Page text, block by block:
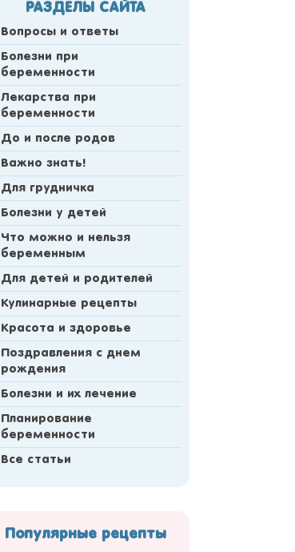
РАЗДЕЛЫ САЙТА
Вопросы и ответы
Болезни при
беременности
Лекарства при
беременности
До и после родов
Важно знать!
Для грудничка
Болезни у детей
Что можно и нельзя
беременным
Для детей и родителей
Кулинарные рецепты
Красота и здоровье
Поздравления с днем
рождения
Болезни и их лечение
Планирование
беременности
Все статьи
Популярные рецепты